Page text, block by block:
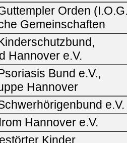
Orden
Gemeinschaften
Hannover e.V.
Bund e.V.,
Hannover
e.V.
Hannover e.V.
Kinder